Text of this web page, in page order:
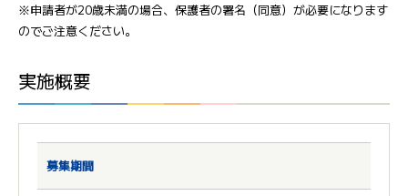
※申請者が20歳未満の場合、保護者の署名（同意）が必要になります
のでご注意ください。
実施概要
募集期間